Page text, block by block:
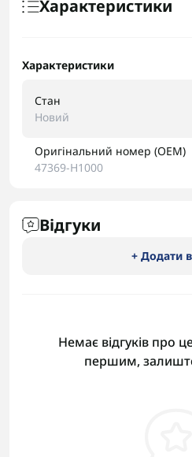
Характеристики
Характеристики
Стан
Новий
Оригінальний номер (OEM)
47369-H1000
Відгуки
+ Додати
Немає відгуків про
першим, залиште